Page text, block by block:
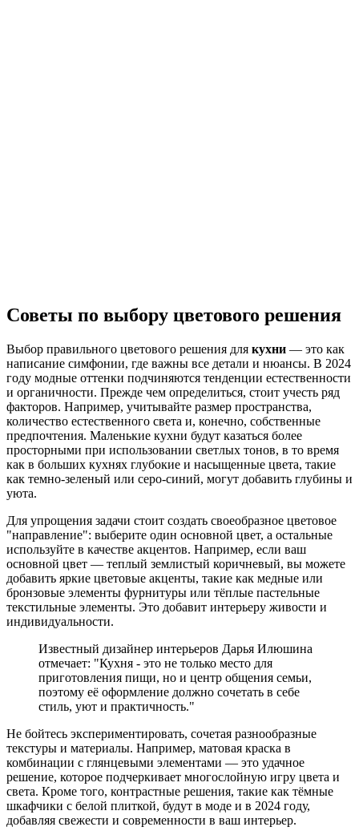
Советы по выбору цветового решения
Выбор правильного цветового решения для кухни — это как
написание симфонии, где важны все детали и нюансы. В 2024
году модные оттенки подчиняются тенденции естественности
и органичности. Прежде чем определиться, стоит учесть ряд
факторов. Например, учитывайте размер пространства,
количество естественного света и, конечно, собственные
предпочтения. Маленькие кухни будут казаться более
просторными при использовании светлых тонов, в то время
как в больших кухнях глубокие и насыщенные цвета, такие
как темно-зеленый или серо-синий, могут добавить глубины и
уюта.
Для упрощения задачи стоит создать своеобразное цветовое
"направление": выберите один основной цвет, а остальные
используйте в качестве акцентов. Например, если ваш
основной цвет — теплый землистый коричневый, вы можете
добавить яркие цветовые акценты, такие как медные или
бронзовые элементы фурнитуры или тёплые пастельные
текстильные элементы. Это добавит интерьеру живости и
индивидуальности.
Известный дизайнер интерьеров Дарья Илюшина
отмечает: "Кухня - это не только место для
приготовления пищи, но и центр общения семьи,
поэтому её оформление должно сочетать в себе
стиль, уют и практичность."
Не бойтесь экспериментировать, сочетая разнообразные
текстуры и материалы. Например, матовая краска в
комбинации с глянцевыми элементами — это удачное
решение, которое подчеркивает многослойную игру цвета и
света. Кроме того, контрастные решения, такие как тёмные
шкафчики с белой плиткой, будут в моде и в 2024 году,
добавляя свежести и современности в ваш интерьер.